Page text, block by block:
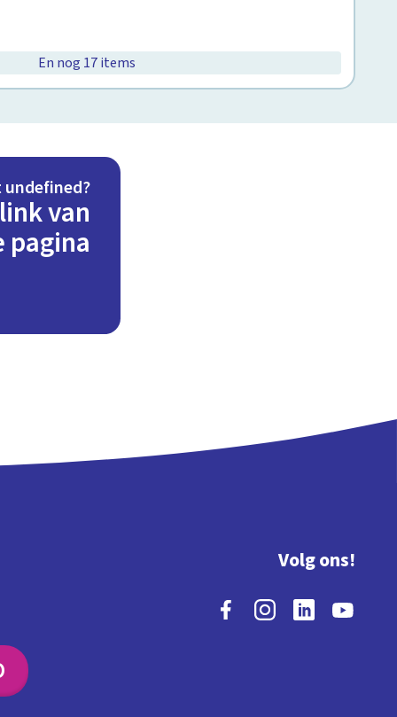
En nog 17 items
undefined?
van
pagina
Volg ons!